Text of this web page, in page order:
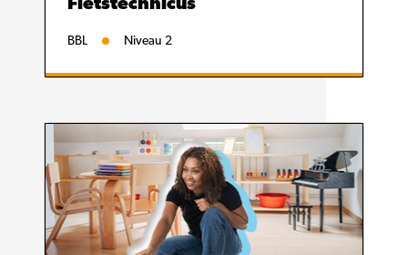
Fietstechnicus
BBL Niveau 2